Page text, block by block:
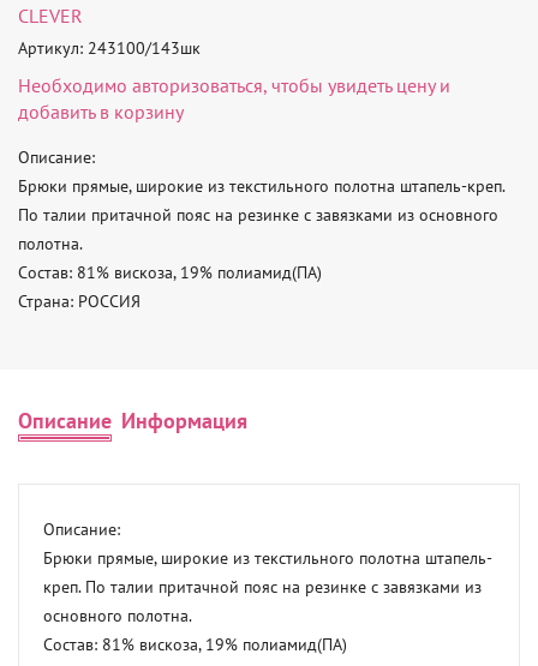
CLEVER
Артикул: 243100/143шк
Необходимо авторизоваться, чтобы увидеть цену и
добавить в корзину
Описание:
Брюки прямые, широкие из текстильного полотна штапель-креп.
По талии притачной пояс на резинке с завязками из основного
полотна.
Состав: 81% вискоза, 19% полиамид(ПА)
Страна: РОССИЯ
Описание Информация
Описание:
Брюки прямые, широкие из текстильного полотна штапель-
креп. По талии притачной пояс на резинке с завязками из
основного полотна.
Состав: 81% вискоза, 19% полиамид(ПА)